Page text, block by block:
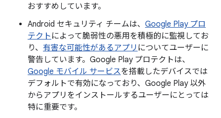
おすすめしています。
Android セキュリティ チームは、 Google Play プロ
テクト によって脆弱性の悪用を積極的に監視してお
り、 有害な可能性があるアプリ についてユーザーに
警告しています。Google Play プロテクトは、
Google モバイル サービスを搭載したデバイスでは
デフォルトで有効になっており、Google Play 以外
からアプリをインストールするユーザーにとっては
特に重要です。